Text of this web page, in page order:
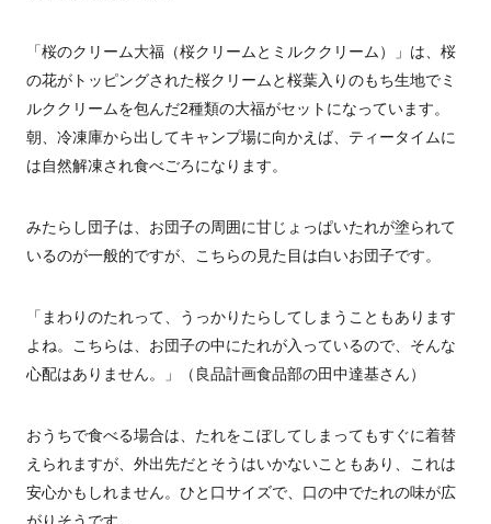
「桜のクリーム大福（桜クリームとミルククリーム）」は、桜
の花がトッピングされた桜クリームと桜葉入りのもち生地でミ
ルククリームを包んだ2種類の大福がセットになっています。
朝、冷凍庫から出してキャンプ場に向かえば、ティータイムに
は自然解凍され食べごろになります。
みたらし団子は、お団子の周囲に甘じょっぱいたれが塗られて
いるのが一般的ですが、こちらの見た目は白いお団子です。
「まわりのたれって、うっかりたらしてしまうこともあります
よね。こちらは、お団子の中にたれが入っているので、そんな
心配はありません。」（良品計画食品部の田中達基さん）
おうちで食べる場合は、たれをこぼしてしまってもすぐに着替
えられますが、外出先だとそうはいかないこともあり、これは
安心かもしれません。ひと口サイズで、口の中でたれの味が広
がりそうです。